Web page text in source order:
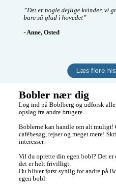
”Det er nogle dejlige kvinder, vi
bare så glad i hovedet”
- Anne, Osted
Læs flere
Bobler nær dig
Log ind på Boblberg og udforsk
opslag fra andre brugere.
Boblerne kan handle om alt muligt!
cafébesøg, rejser og meget mere!
interesser.
Vil du oprette din egen bobl? Det
det er helt frivilligt.
Du bliver først synlig for andre på
egen bobl.